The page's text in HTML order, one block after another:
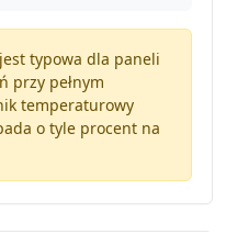
typowa dla paneli
przy pełnym
temperaturowy
o tyle procent na